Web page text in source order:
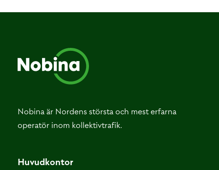
Nobina är Nordens största och mest erfarna
operatör inom kollektivtrafik.
Huvudkontor